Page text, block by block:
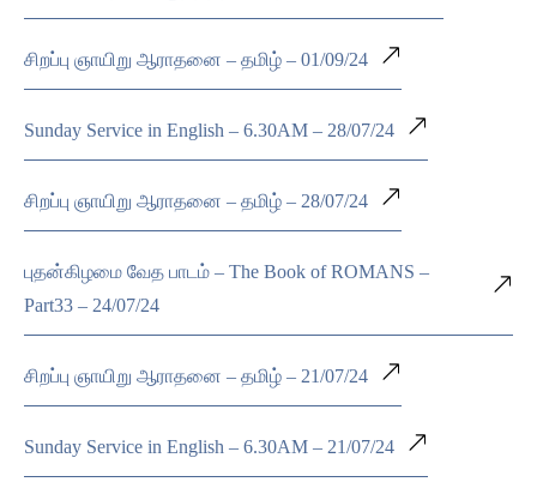
சிறப்பு ஞாயிறு ஆராதனை – தமிழ் – 01/09/24
Sunday Service in English – 6.30AM – 28/07/24
சிறப்பு ஞாயிறு ஆராதனை – தமிழ் – 28/07/24
புதன்கிழமை வேத பாடம் – The Book of ROMANS –
Part33 – 24/07/24
சிறப்பு ஞாயிறு ஆராதனை – தமிழ் – 21/07/24
Sunday Service in English – 6.30AM – 21/07/24